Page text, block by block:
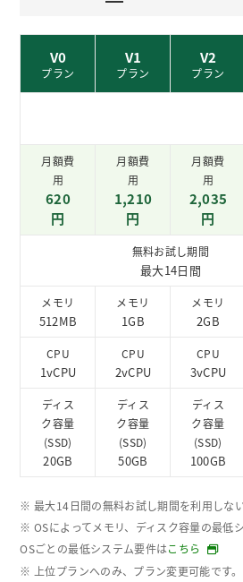
V0
プラン
V1
プラン
V2
プラン
月額費
用
620
円
月額費
用
1,210
円
月額費
用
2,035
円
無料お試し期間
最大14日間
メモリ
512MB
メモリ
1GB
メモリ
2GB
CPU
1vCPU
CPU
2vCPU
CPU
3vCPU
ディス
ク容量
(SSD)
20GB
ディス
ク容量
(SSD)
50GB
ディス
ク容量
(SSD)
100GB
※ 最大14日間の無料お試し期間を利用しな
※ OSによってメモリ、ディスク容量の最低
OSごとの最低システム要件はこちら
※ 上位プランへのみ、プラン変更可能です